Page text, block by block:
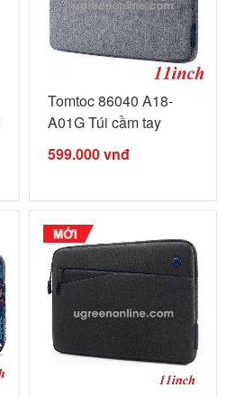
Tomtoc 86040 A18-
A01G Túi cầm tay
TOMTOC Style ...
599.000vnđ